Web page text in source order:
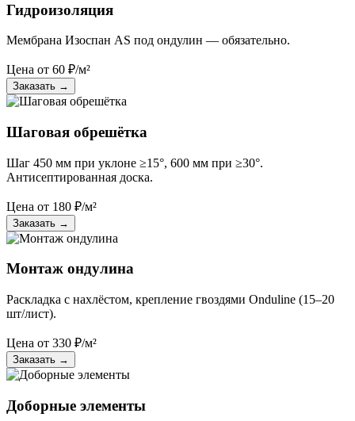
Гидроизоляция
Мембрана Изоспан AS под ондулин — обязательно.
Цена от 60 ₽/м²
Заказать →
Шаговая обрешётка
Шаг 450 мм при уклоне ≥15°, 600 мм при ≥30°.
Антисептированная доска.
Цена от 180 ₽/м²
Заказать →
Монтаж ондулина
Раскладка с нахлёстом, крепление гвоздями Onduline (15–20
шт/лист).
Цена от 330 ₽/м²
Заказать →
Доборные элементы